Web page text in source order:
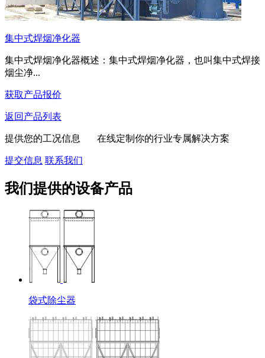
集中式焊烟净化器
集中式焊烟净化器概述：集中式焊烟净化器，也叫集中式焊接
烟尘净...
获取产品报价
返回产品列表
提供您的工况信息 在线定制你的行业专属解决方案
提交信息 联系我们
我们提供的设备产品
袋式除尘器